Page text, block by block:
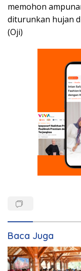
memohon
diturunkan hujan
(Oji)
Baca Juga